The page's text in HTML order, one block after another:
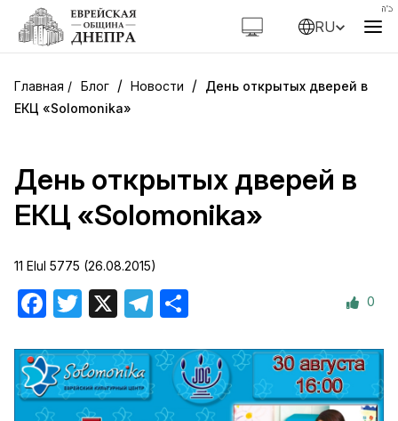
RU
Блог / Новости / День открытых дверей в
ЕКЦ «Solomonika»
День открытых дверей в
ЕКЦ «Solomonika»
11 Elul 5775 (26.08.2015)
Facebook
Twitter Telegram 0